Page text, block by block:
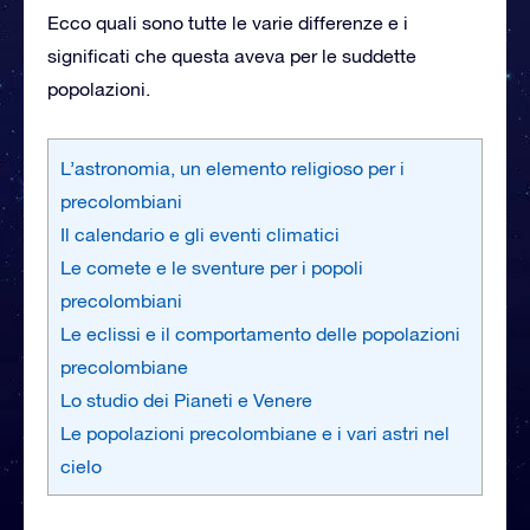
Ecco quali sono tutte le varie differenze e i
significati che questa aveva per le suddette
popolazioni.
L’astronomia, un elemento religioso per i
precolombiani
Il calendario e gli eventi climatici
Le comete e le sventure per i popoli
precolombiani
Le eclissi e il comportamento delle popolazioni
precolombiane
Lo studio dei Pianeti e Venere
Le popolazioni precolombiane e i vari astri nel
cielo